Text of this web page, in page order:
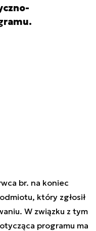
br. na koniec
który zgłosił
W związku z tym
programu ma